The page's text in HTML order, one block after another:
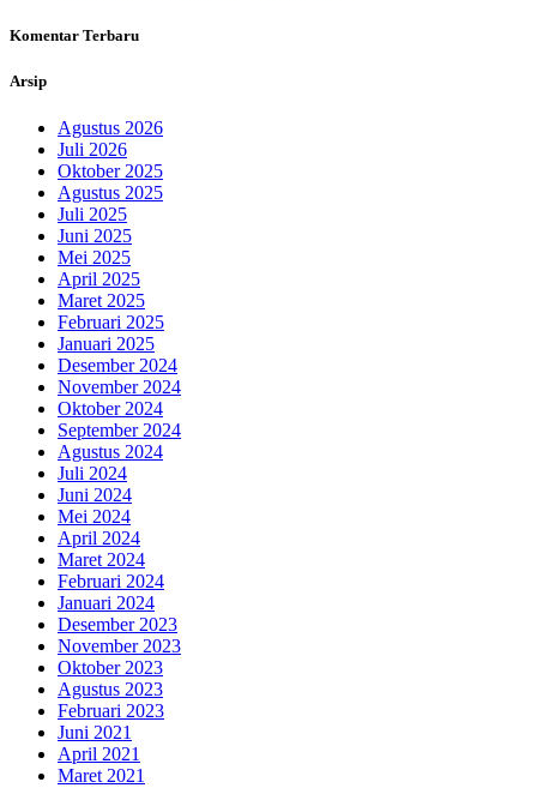
Komentar Terbaru
Arsip
Agustus 2026
Juli 2026
Oktober 2025
Agustus 2025
Juli 2025
Juni 2025
Mei 2025
April 2025
Maret 2025
Februari 2025
Januari 2025
Desember 2024
November 2024
Oktober 2024
September 2024
Agustus 2024
Juli 2024
Juni 2024
Mei 2024
April 2024
Maret 2024
Februari 2024
Januari 2024
Desember 2023
November 2023
Oktober 2023
Agustus 2023
Februari 2023
Juni 2021
April 2021
Maret 2021